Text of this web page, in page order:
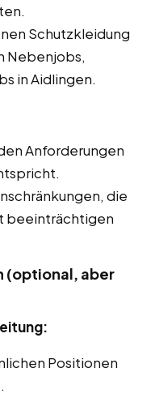
Schutzkleidung
Nebenjobs,
in Aidlingen.
Anforderungen
die
beeinträchtigen
(optional, aber
Positionen